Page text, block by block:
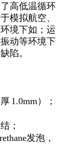
高低温循环
模拟航空、
境下如；运
动等环境下
陷。
1.0mm）；
；
发泡，